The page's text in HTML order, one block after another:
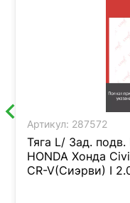
Артикул: 287572
Тяга L/ Зад.
HONDA Хонда
CR-V(Сиэрви) I